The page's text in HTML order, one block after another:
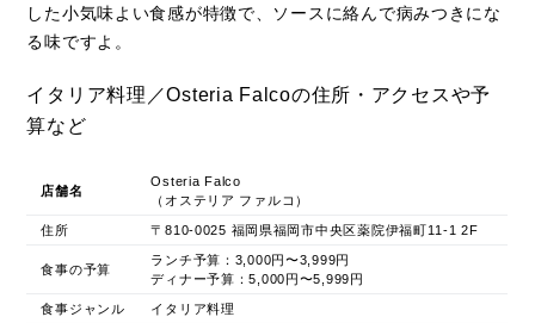
した小気味よい食感が特徴で、ソースに絡んで病みつきにな
る味ですよ。
イタリア料理／Osteria Falcoの住所・アクセスや予
算など
店舗名
Osteria Falco
（オステリア ファルコ）
住所 〒810-0025 福岡県福岡市中央区薬院伊福町11-1 2F
食事の予算
ランチ予算：3,000円〜3,999円
ディナー予算：5,000円〜5,999円
食事ジャンル イタリア料理